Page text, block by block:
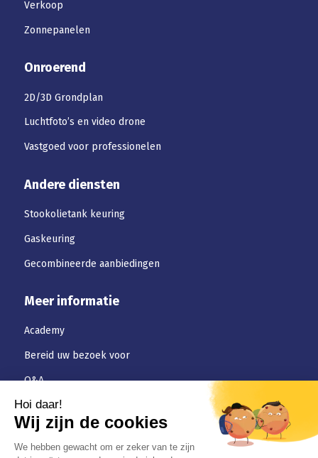
Verkoop
Zonnepanelen
Onroerend
2D/3D Grondplan
Luchtfoto’s en video drone
Vastgoed voor professionelen
Andere diensten
Stookolietank keuring
Gaskeuring
Gecombineerde aanbiedingen
Meer informatie
Academy
Bereid uw bezoek voor
Q&A
Downloaden
Jobs
Algemene-voorwaarden